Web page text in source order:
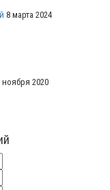
8 марта 2024
ноября 2020